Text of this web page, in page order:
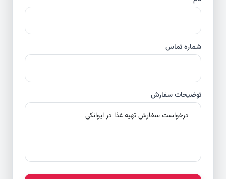
شماره تماس
توضیحات سفارش